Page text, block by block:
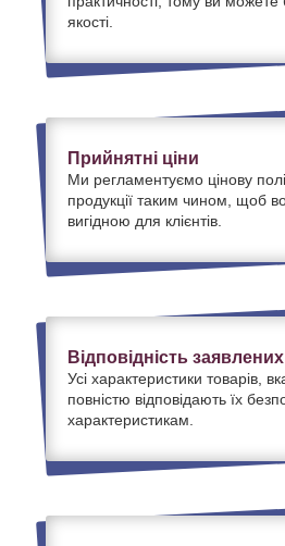
якості.
Прийнятні ціни
Ми регламентуємо цінову
продукції таким чином, щоб
вигідною для клієнтів.
Відповідність
Усі характеристики товарів,
повністю відповідають їх
характеристикам.